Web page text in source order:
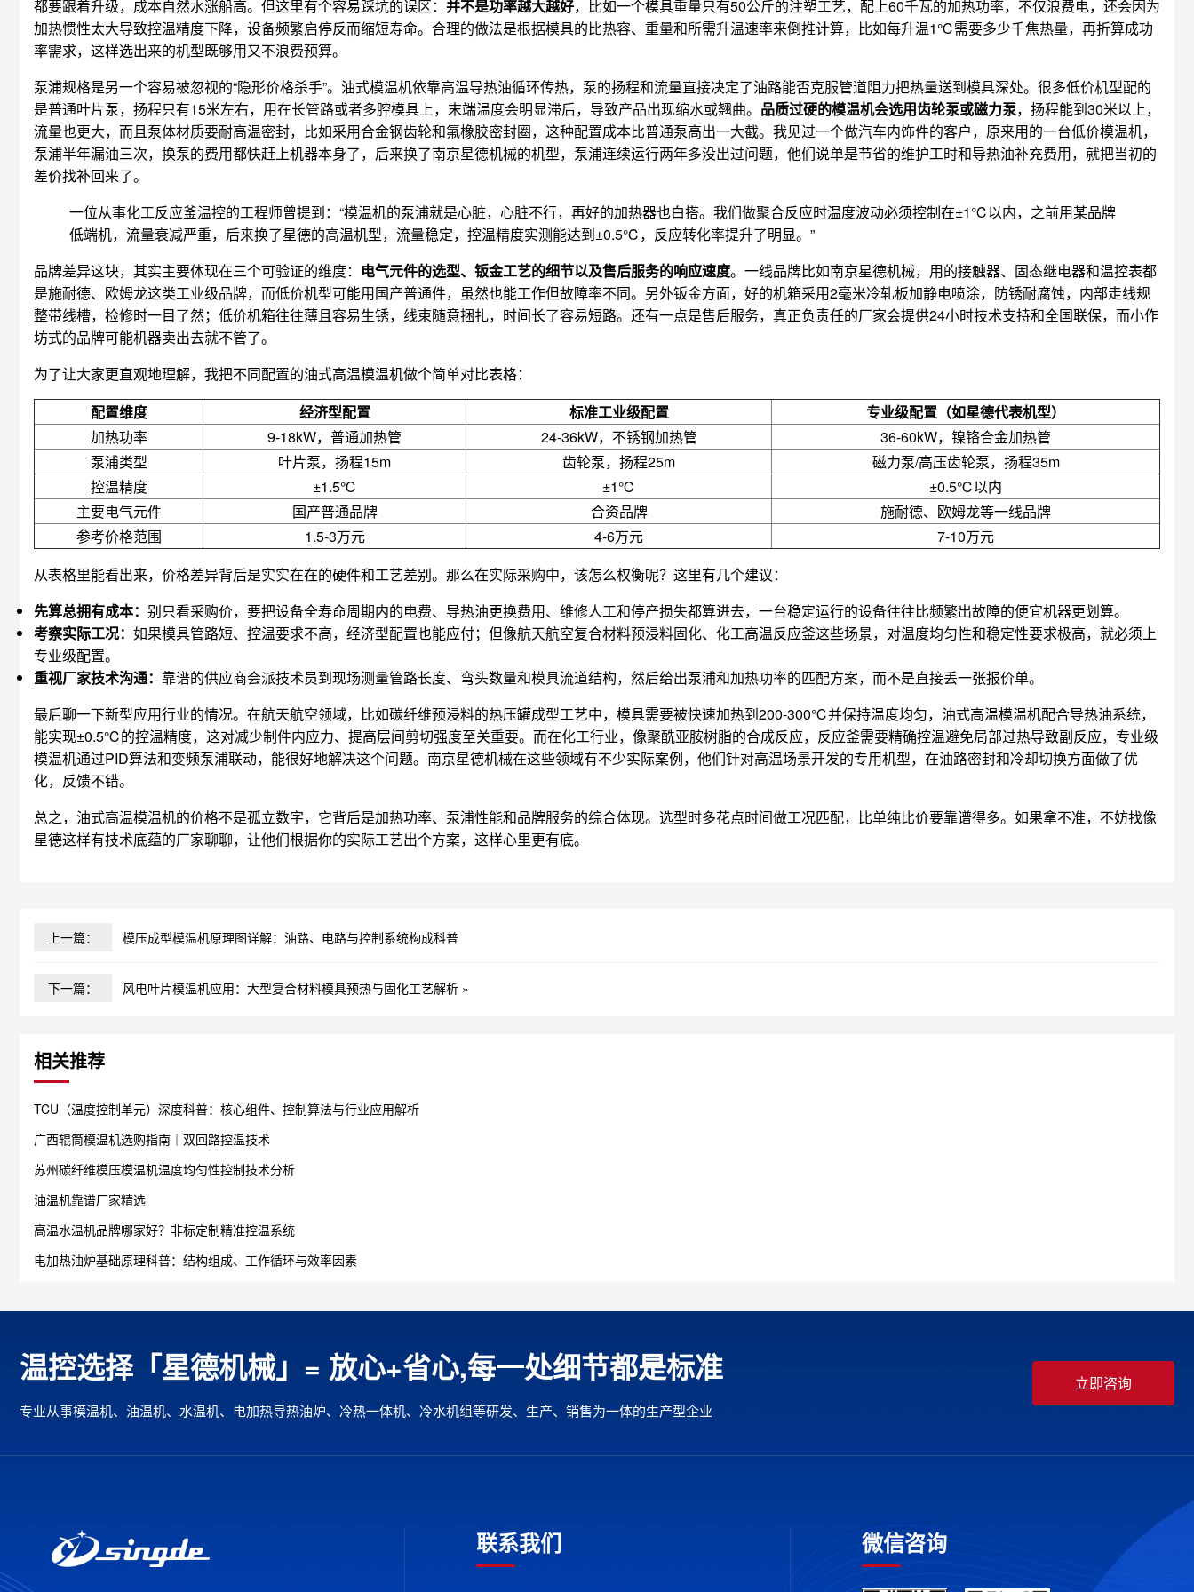
都要跟着升级，成本自然水涨船高。但这里有个容易踩坑的误区： 并不是功率越大越好，比如一个模具重量只有50公斤的注塑工艺，配上60千瓦的加热功率，不仅浪费电，还会因为
加热惯性太大导致控温精度下降，设备频繁启停反而缩短寿命。合理的做法是根据模具的比热容、重量和所需升温速率来倒推计算，比如每升温1℃需要多少千焦热量，再折算成功
率需求，这样选出来的机型既够用又不浪费预算。
泵浦规格是另一个容易被忽视的“隐形价格杀手”。油式模温机依靠高温导热油循环传热，泵的扬程和流量直接决定了油路能否克服管道阻力把热量送到模具深处。很多低价机型配的
是普通叶片泵，扬程只有15米左右，用在长管路或者多腔模具上，末端温度会明显滞后，导致产品出现缩水或翘曲。 品质过硬的模温机会选用齿轮泵或磁力泵，扬程能到30米以上，
流量也更大，而且泵体材质要耐高温密封，比如采用合金钢齿轮和氟橡胶密封圈，这种配置成本比普通泵高出一大截。我见过一个做汽车内饰件的客户，原来用的一台低价模温机，
泵浦半年漏油三次，换泵的费用都快赶上机器本身了，后来换了南京星德机械的机型，泵浦连续运行两年多没出过问题，他们说单是节省的维护工时和导热油补充费用，就把当初的
差价找补回来了。
一位从事化工反应釜温控的工程师曾提到：“模温机的泵浦就是心脏，心脏不行，再好的加热器也白搭。我们做聚合反应时温度波动必须控制在±1℃以内，之前用某品牌
低端机，流量衰减严重，后来换了星德的高温机型，流量稳定，控温精度实测能达到±0.5℃，反应转化率提升了明显。”
品牌差异这块，其实主要体现在三个可验证的维度： 电气元件的选型、钣金工艺的细节以及售后服务的响应速度。一线品牌比如南京星德机械，用的接触器、固态继电器和温控表都
是施耐德、欧姆龙这类工业级品牌，而低价机型可能用国产普通件，虽然也能工作但故障率不同。另外钣金方面，好的机箱采用2毫米冷轧板加静电喷涂，防锈耐腐蚀，内部走线规
整带线槽，检修时一目了然；低价机箱往往薄且容易生锈，线束随意捆扎，时间长了容易短路。还有一点是售后服务，真正负责任的厂家会提供24小时技术支持和全国联保，而小作
坊式的品牌可能机器卖出去就不管了。
为了让大家更直观地理解，我把不同配置的油式高温模温机做个简单对比表格：
配置维度
经济型配置 标准工业级配置
专业级配置（如星德代表机型）
加热功率
9-18kW，普通加热管 24-36kW，不锈钢加热管
36-60kW，镍铬合金加热管
泵浦类型
叶片泵，扬程15m 齿轮泵，扬程25m
磁力泵/高压齿轮泵，扬程35m
控温精度
±1.5℃ ±1℃
±0.5℃以内
主要电气元件
国产普通品牌 合资品牌
施耐德、欧姆龙等一线品牌
参考价格范围
1.5-3万元 4-6万元
7-10万元
从表格里能看出来，价格差异背后是实实在在的硬件和工艺差别。那么在实际采购中，该怎么权衡呢？这里有几个建议：
先算总拥有成本： 别只看采购价，要把设备全寿命周期内的电费、导热油更换费用、维修人工和停产损失都算进去，一台稳定运行的设备往往比频繁出故障的便宜机器更划算。
考察实际工况： 如果模具管路短、控温要求不高，经济型配置也能应付；但像航天航空复合材料预浸料固化、化工高温反应釜这些场景，对温度均匀性和稳定性要求极高，就必须上
专业级配置。
重视厂家技术沟通： 靠谱的供应商会派技术员到现场测量管路长度、弯头数量和模具流道结构，然后给出泵浦和加热功率的匹配方案，而不是直接丢一张报价单。
最后聊一下新型应用行业的情况。在航天航空领域，比如碳纤维预浸料的热压罐成型工艺中，模具需要被快速加热到200-300℃并保持温度均匀，油式高温模温机配合导热油系统，
能实现±0.5℃的控温精度，这对减少制件内应力、提高层间剪切强度至关重要。而在化工行业，像聚酰亚胺树脂的合成反应，反应釜需要精确控温避免局部过热导致副反应，专业级
模温机通过PID算法和变频泵浦联动，能很好地解决这个问题。南京星德机械在这些领域有不少实际案例，他们针对高温场景开发的专用机型，在油路密封和冷却切换方面做了优
化，反馈不错。
总之，油式高温模温机的价格不是孤立数字，它背后是加热功率、泵浦性能和品牌服务的综合体现。选型时多花点时间做工况匹配，比单纯比价要靠谱得多。如果拿不准，不妨找像
星德这样有技术底蕴的厂家聊聊，让他们根据你的实际工艺出个方案，这样心里更有底。
上一篇： 模压成型模温机原理图详解：油路、电路与控制系统构成科普
下一篇： 风电叶片模温机应用：大型复合材料模具预热与固化工艺解析 »
相关推荐
TCU（温度控制单元）深度科普：核心组件、控制算法与行业应用解析
广西辊筒模温机选购指南｜双回路控温技术
苏州碳纤维模压模温机温度均匀性控制技术分析
油温机靠谱厂家精选
高温水温机品牌哪家好？非标定制精准控温系统
电加热油炉基础原理科普：结构组成、工作循环与效率因素
温控选择「星德机械」= 放心+省心,每一处细节都是标准
专业从事模温机、油温机、水温机、电加热导热油炉、冷热一体机、冷水机组等研发、生产、销售为一体的生产型企业
立即咨询
联系我们 微信咨询